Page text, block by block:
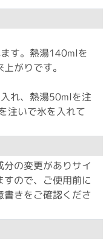
す。熱湯140mlを
がりです。
れ、熱湯50mlを注
注いで氷を入れて
の変更がありサイ
すので、ご使用前に
きをご確認くださ